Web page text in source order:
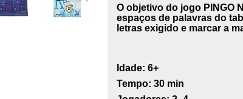
O objetivo do jogo PINGO
espaços de palavras do
letras exigido e marcar a
Idade: 6+
Tempo: 30 min